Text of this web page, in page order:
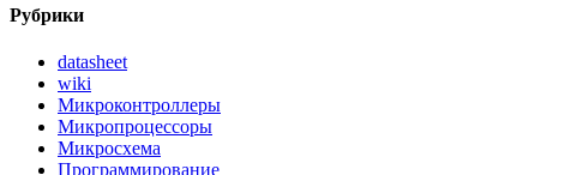
Рубрики
datasheet
wiki
Микроконтроллеры
Микропроцессоры
Микросхема
Программирование